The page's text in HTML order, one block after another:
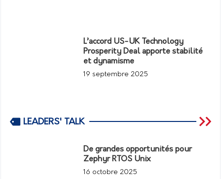
L’accord US-UK Technology
Prosperity Deal apporte stabilité
et dynamisme
19 septembre 2025
LEADERS' TALK
De grandes opportunités pour
Zephyr RTOS Unix
16 octobre 2025